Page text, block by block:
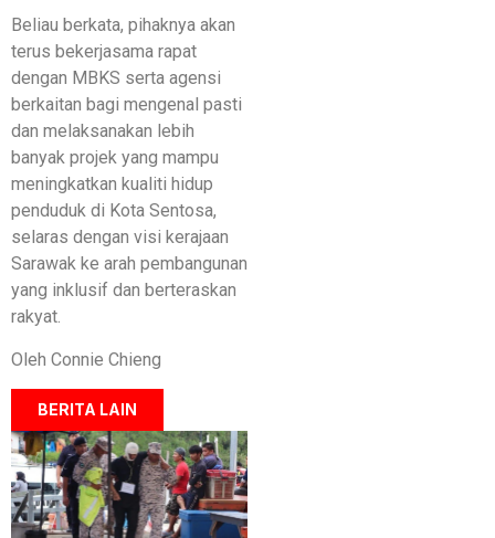
Beliau berkata, pihaknya akan
terus bekerjasama rapat
dengan MBKS serta agensi
berkaitan bagi mengenal pasti
dan melaksanakan lebih
banyak projek yang mampu
meningkatkan kualiti hidup
penduduk di Kota Sentosa,
selaras dengan visi kerajaan
Sarawak ke arah pembangunan
yang inklusif dan berteraskan
rakyat.
Oleh Connie Chieng
BERITA LAIN